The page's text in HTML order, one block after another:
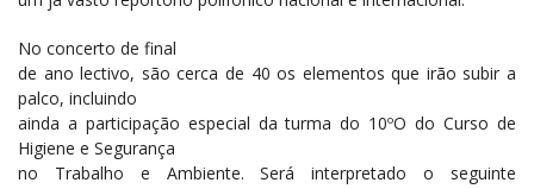
No concerto de final
de ano lectivo, são cerca de 40 os elementos que irão subir a
palco, incluindo
ainda a participação especial da turma do 10ºO do Curso de
Higiene e Segurança
no Trabalho e Ambiente. Será interpretado o seguinte